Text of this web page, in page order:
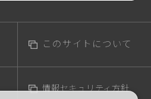
このサイトについて
情報セキュリティ方針